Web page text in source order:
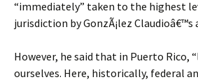
“immediately” taken to the highest
jurisdiction by GonzÃ¡lez
However, he said that in Puerto Rico,
ourselves. Here, historically, federal